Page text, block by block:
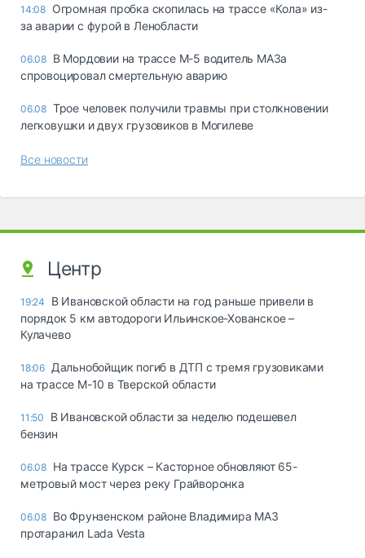
14:08 Огромная пробка скопилась на трассе «Кола» из-
за аварии с фурой в Ленобласти
06.08 В Мордовии на трассе М-5 водитель МАЗа
спровоцировал смертельную аварию
06.08 Трое человек получили травмы при столкновении
легковушки и двух грузовиков в Могилеве
Все новости
Центр
19:24
В Ивановской области на год раньше привели в
порядок 5 км автодороги Ильинское-Хованское –
Кулачево
18:06 Дальнобойщик погиб в ДТП с тремя грузовиками
на трассе М-10 в Тверской области
11:50
В Ивановской области за неделю подешевел
бензин
06.08 На трассе Курск – Касторное обновляют 65-
метровый мост через реку Грайворонка
06.08 Во Фрунзенском районе Владимира МАЗ
протаранил Lada Vesta